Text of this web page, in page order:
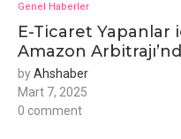
Genel Haberler
E-Ticaret Yapanlar
Amazon
byAhshaber
Mart 7, 2025
0 comment